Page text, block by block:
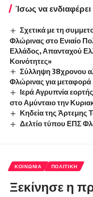
Ίσως να ενδιαφέρει
Σχετικά με τη
Φλώρινας στο Ενιαίο
Ελλάδος, Απανταχού
Κοινότητες»
Σύλληψη 38χρονου
Φλώρινας για
Ιερά Αγρυπνία
στο Αμύνταιο την
Κηδεία της Άρτεμης
Δελτίο τύπου ΕΠΣ
ΚΟΙΝΩΝΊΑ ΠΟΛΙΤΙΚΉ
Ξεκίνησε η